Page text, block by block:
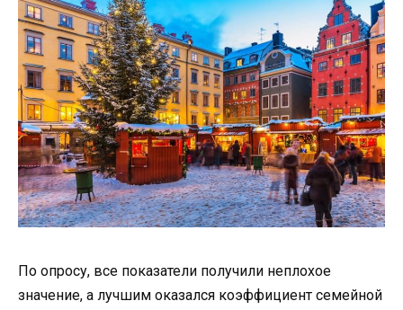
По опросу, все показатели получили неплохое
значение, а лучшим оказался коэффициент семейной